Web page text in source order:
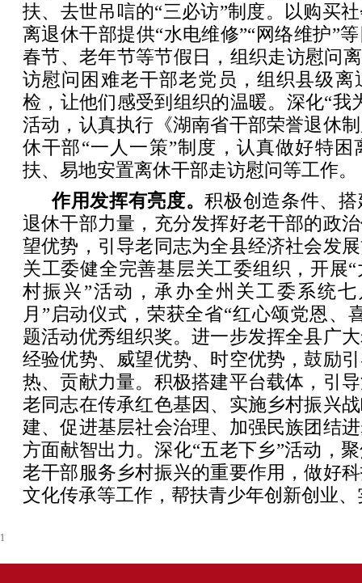
扶、去世吊唁的“三必访”制度。以购买
离退休干部提供“水电维修”“网络维护”
春节、老年节等节假日，组织走访慰问
访慰问困难老干部老党员，组织县级离
检，让他们感受到组织的温暖。深化“我
活动，认真执行《湖南省干部荣誉退休
休干部“一人一策”制度，认真做好特
扶、易地安置离休干部走访慰问等工作。
作用发挥有亮度。积极创造条件、
退休干部力量，充分发挥好老干部的政
望优势，引导老同志为全县经济社会发
关工委健全完善基层关工委组织，开展
村振兴”活动，承办全州关工委系统
月”启动仪式，荣获全省“红心颂党恩、
题活动优秀组织奖。进一步发挥全县广
经验优势、威望优势、时空优势，鼓励
热、贡献力量。积极搭建平台载体，引
老同志在传承红色基因、实施乡村振兴
建、促进基层社会治理、加强民族团结
方面献智出力。深化“五老下乡”活动，
老干部服务乡村振兴的重要作用，做好
文化传承等工作，帮扶青少年创新创业
1